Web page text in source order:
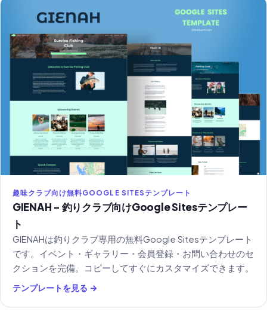
趣味クラブ向け無料GOOGLE SITESテンプレート
GIENAH - 釣りクラブ向けGoogle Sitesテンプレー
ト
GIENAHは釣りクラブ専用の無料Google Sitesテンプレート
です。イベント・ギャラリー・会員登録・お問い合わせのセ
クションを完備。コピーしてすぐにカスタマイズできます。
テンプレートを見る →